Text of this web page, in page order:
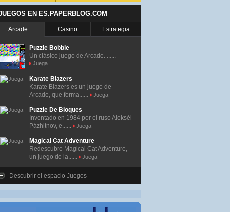
EN ES.PAPERBLOG.COM
Arcade Casino Estrategia
Puzzle Bobble
Un clásico juego de Arcade. ......
Juega
Karate Blazers
Karate Blazers es un juego de
Arcade, que forma......
Juega
Puzzle De Bloques
Inventado en 1984 por el ruso Alekséi
Pázhitnov, e......
Juega
Magical Cat Adventure
Redescubre Magical Cat Adventure,
un juego de la......
Juega
Descubrir el espacio Juegos